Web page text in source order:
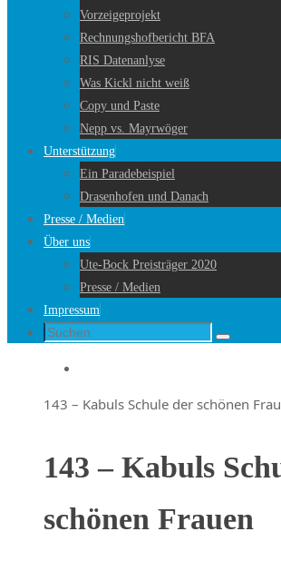
Vorzeigeprojekt
Rechnungshofbericht BFA
RIS Datenanlyse
Was Kickl nicht weiß
Copy und Paste
Nepp vs. Mayrwöger
Unterstützung
Ein Paradebeispiel
Drasenhofen und Danach
Presse / Medien
Über uns
Ute-Bock Preisträger 2020
Presse / Medien
Impressum
Suche
Suchen
Startseite
143 – Kabuls Schule der schönen
143 – Kabuls
schönen Frauen